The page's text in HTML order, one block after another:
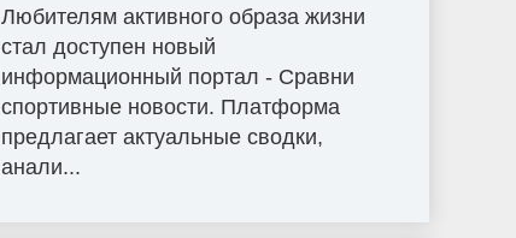
Любителям активного образа жизни
стал доступен новый
информационный портал - Сравни
спортивные новости. Платформа
предлагает актуальные сводки,
анали...